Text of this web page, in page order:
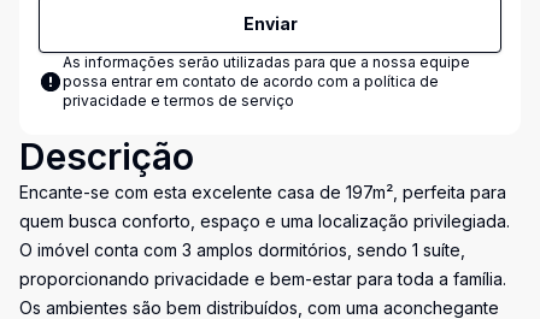
Enviar
As informações serão utilizadas para que a nossa equipe
possa entrar em contato de acordo com a política de
privacidade e termos de serviço
Descrição
Encante-se com esta excelente casa de 197m², perfeita para
quem busca conforto, espaço e uma localização privilegiada.
O imóvel conta com 3 amplos dormitórios, sendo 1 suíte,
proporcionando privacidade e bem-estar para toda a família.
Os ambientes são bem distribuídos, com uma aconchegante